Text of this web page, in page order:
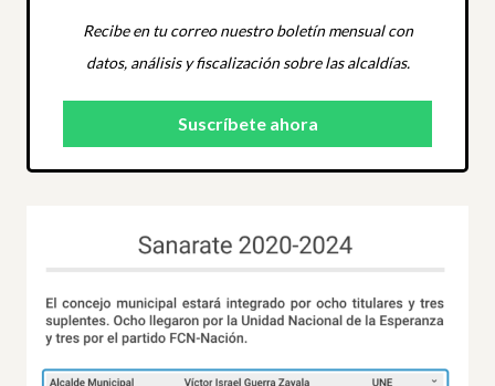
Recibe en tu correo nuestro boletín mensual con
datos, análisis y fiscalización sobre las alcaldías.